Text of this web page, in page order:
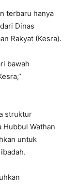
terbaru hanya
Dinas
Rakyat (Kesra).
bawah
struktur
Hubbul Wathan
untuk